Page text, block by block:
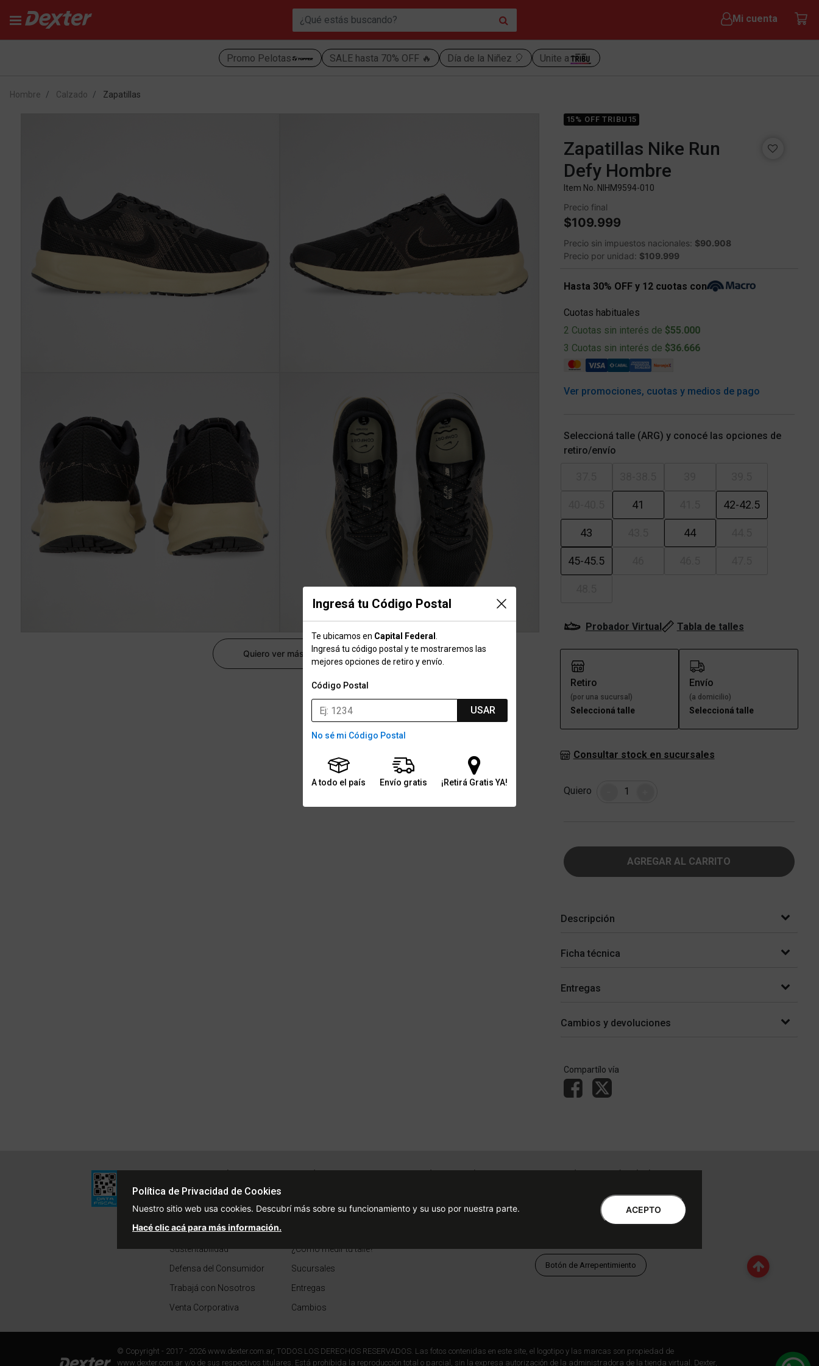
Mi cuenta
Promo Pelotas SALE hasta 70% OFF 🔥 Día de la Niñez 🎈 Unite a
Ingresá tu Código Postal
Te ubicamos en Capital Federal
Ingresá tu código postal y te mostraremos las
mejores opciones de retiro y envío.
Código Postal
USAR
No sé mi Código Postal
A todo el país Envío gratis ¡Retirá Gratis YA!
Hombre Calzado Zapatillas
Quiero ver más
15% OFF TRIBU15
Zapatillas Nike Run
Defy Hombre
Item No. NIHM9594-010
Precio final
$109.999
Precio sin impuestos nacionales: $90.908
Precio por unidad: $109.999
Hasta 30% OFF y 12 cuotas con
Cuotas habituales
2 Cuotas sin interés de $55.000
3 Cuotas sin interés de $36.666
Ver promociones, cuotas y medios de pago
Seleccioná talle (ARG) y conocé las opciones de
retiro/envío
41 42-42.5
43 44
45-45.5
Probador Virtual Tabla de talles
Retiro
(por una sucursal)
Seleccioná talle
Envío
(a domicilio)
Seleccioná talle
Consultar stock en sucursales
Quiero Cantidad
AGREGAR AL CARRITO
Descripción
Ficha técnica
Entregas
Cambios y devoluciones
Compartílo vía
Institucional
Quiénes Somos
Políticas de Privacidad
Términos y Condiciones
Sustentabilidad
Defensa del Consumidor
Trabajá con Nosotros
Venta Corporativa
Ayuda
Preguntas Frecuentes
¿Cómo medir tu talle?
Sucursales
Entregas
Cambios
Redes Sociales
Instagram
Centro de Atención al Cliente
WhatsApp | Lu a Vi 9 a 20 | Sa 9 a 17
Botón de Arrepentimiento
© Copyright - 2017 - 2026 www.dexter.com.ar, TODOS LOS DERECHOS RESERVADOS. Las fotos contenidas en este site, el logotipo y las marcas son propiedad de
www.dexter.com.ar y/o de sus respectivos titulares. Está prohibida la reproducción total o parcial, sin la expresa autorización de la administradora de la tienda virtual. Dexter,
Política de Privacidad de Cookies
Nuestro sitio web usa cookies. Descubrí más sobre su funcionamiento y su uso por nuestra parte.
Hacé clic acá para más información.
ACEPTO